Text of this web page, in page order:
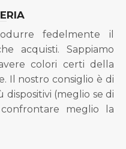
fedelmente il
acquisti. Sappiamo
colori certi della
Il nostro consiglio è di
(meglio se di
meglio la